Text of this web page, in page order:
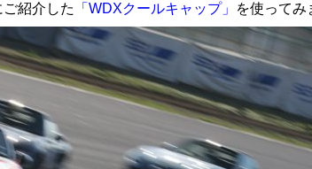
紹介した 「WDXクールキャップ」 を使ってみ